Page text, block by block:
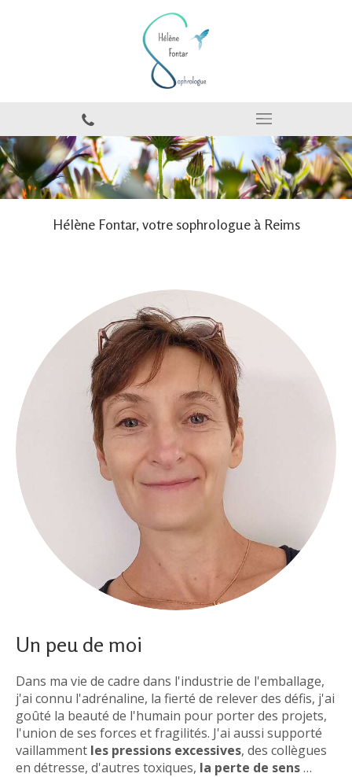
Hélène Fontar, votre sophrologue à Reims
Un peu de moi
Dans ma vie de cadre dans l'industrie de l'emballage,
j'ai connu l'adrénaline, la fierté de relever des défis, j'ai
goûté la beauté de l'humain pour porter des projets,
l'union de ses forces et fragilités. J'ai aussi supporté
vaillamment les pressions excessives, des collègues
en détresse, d'autres toxiques, la perte de sens…